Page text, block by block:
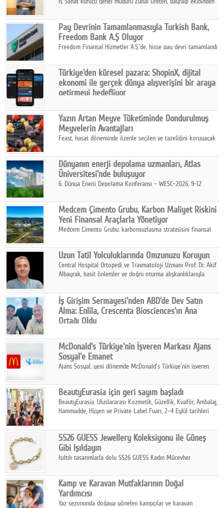
Pay Devrinin Tamamlanmasıyla Turkish Bank,
Freedom Bank A.Ş Oluyor
Freedom Finansal Hizmetler A.Ş.'de, hisse pay devri tamamlandı
Turkish Bank'ın ticaret unvanının “Freedom Bank A.Ş.” olmasına
karar verildi.
Türkiye'den küresel pazara: ShopinX, dijital
ekonomi ile gerçek dünya alışverişini bir araya
getirmeyi hedefliyor
ekonomi ile gerçek dünya alışveriş deneyimi arasında köprü
kurmayı hedefleyen vizyonuyla uluslararası pazarlara açılıyor.
Yazın Artan Meyve Tüketiminde Dondurulmuş
Meyvelerin Avantajları
Feast, hasat döneminde özenle seçilen ve tazeliğini koruyacak
pratik, güvenilir ve lezzetli bir alternatif sunuyor.
Dünyanın enerji depolama uzmanları, Atlas
Üniversitesi'nde buluşuyor
6. Dünya Enerji Depolama Konferansı – WESC-2026, 9-12
sahipliğinde gerçekleştirilecek.
Medcem Çimento Grubu, Karbon Maliyet Riskini
Yeni Finansal Araçlarla Yönetiyor
Medcem Çimento Grubu, karbonsuzlaşma stratejisini finansal
Uzun Tatil Yolculuklarında Omzunuzu Koruyun
Central Hospital Ortopedi ve Travmatoloji Uzmanı Prof. Dr. Akif
Albayrak, basit önlemler ve doğru oturma alışkanlıklarıyla
İş Girişim Sermayesi'nden ABD'de Dev Satın
Alma: Enlila, Crescenta Biosciences'ın Ana
Ortağı Oldu
stratejisini uluslararası ölçeğe taşıyan satın alma hamlesini
tamamladı.
McDonald's Türkiye'nin İşveren Markası Ajans
Sosyal'e Emanet
Ajans Sosyal, yeni dönemde McDonald's Türkiye'nin işveren
BeautyEurasia için geri sayım başladı
BeautyEurasia: Uluslararası Kozmetik, Güzellik, Kuaför, Ambalaj,
Hammadde, Hijyen ve Private Label Fuarı, 2–4 Eylül tarihleri
SS26 GUESS Jewellery Koleksiyonu ile Güneş
Gibi Işıldayın
Işıltılı tasarımlarla dolu SS26 GUESS Kadın Mücevher
dokunuşunu taşıyor.
Kamp ve Karavan Mutfaklarının Doğal
Yardımcısı
Yaz sezonunda doğaya yönelen kampçılar ve karavan